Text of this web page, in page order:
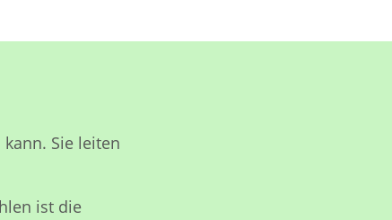
Sie leiten
ist die